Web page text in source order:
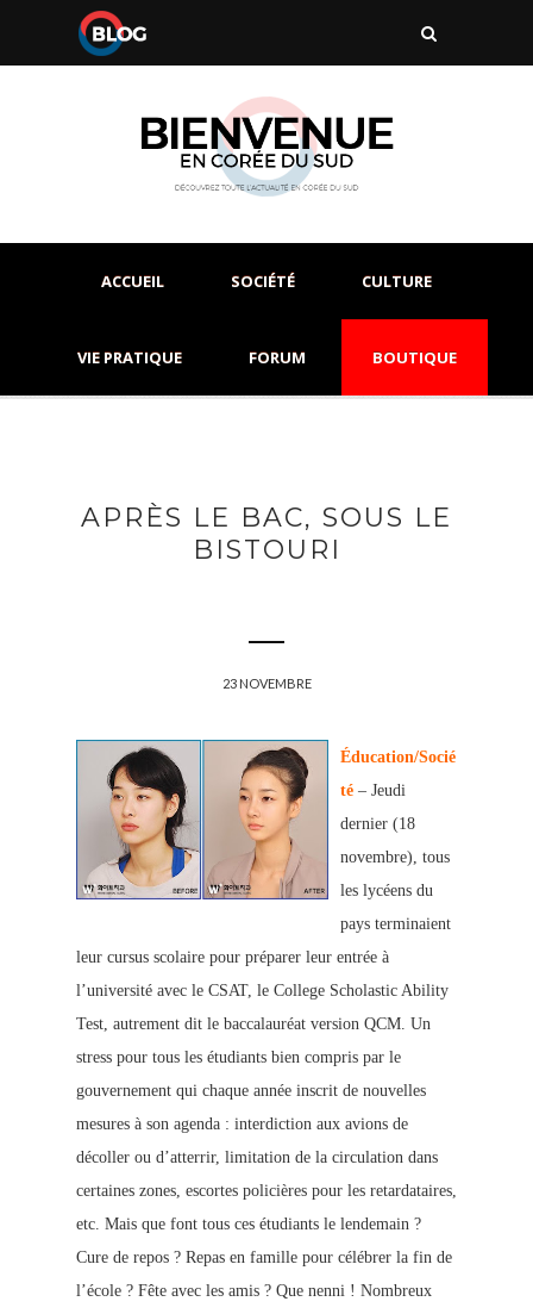
ACCUEIL SOCIÉTÉ CULTURE
VIE PRATIQUE FORUM BOUTIQUE
APRÈS LE BAC, SOUS LE
BISTOURI
23 NOVEMBRE
Éducation/Socié
té – Jeudi
dernier (18
novembre), tous
les lycéens du
pays terminaient
leur cursus scolaire pour préparer leur entrée à
l’université avec le CSAT, le College Scholastic Ability
Test, autrement dit le baccalauréat version QCM. Un
stress pour tous les étudiants bien compris par le
gouvernement qui chaque année inscrit de nouvelles
mesures à son agenda : interdiction aux avions de
décoller ou d’atterrir, limitation de la circulation dans
certaines zones, escortes policières pour les retardataires,
etc. Mais que font tous ces étudiants le lendemain ?
Cure de repos ? Repas en famille pour célébrer la fin de
l’école ? Fête avec les amis ? Que nenni ! Nombreux